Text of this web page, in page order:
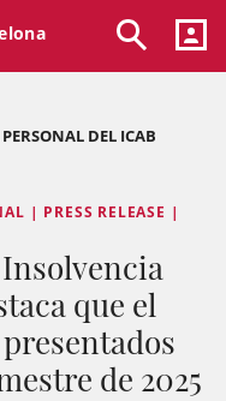
DEL ICAB
| PRESS RELEASE |
que el
de 2025